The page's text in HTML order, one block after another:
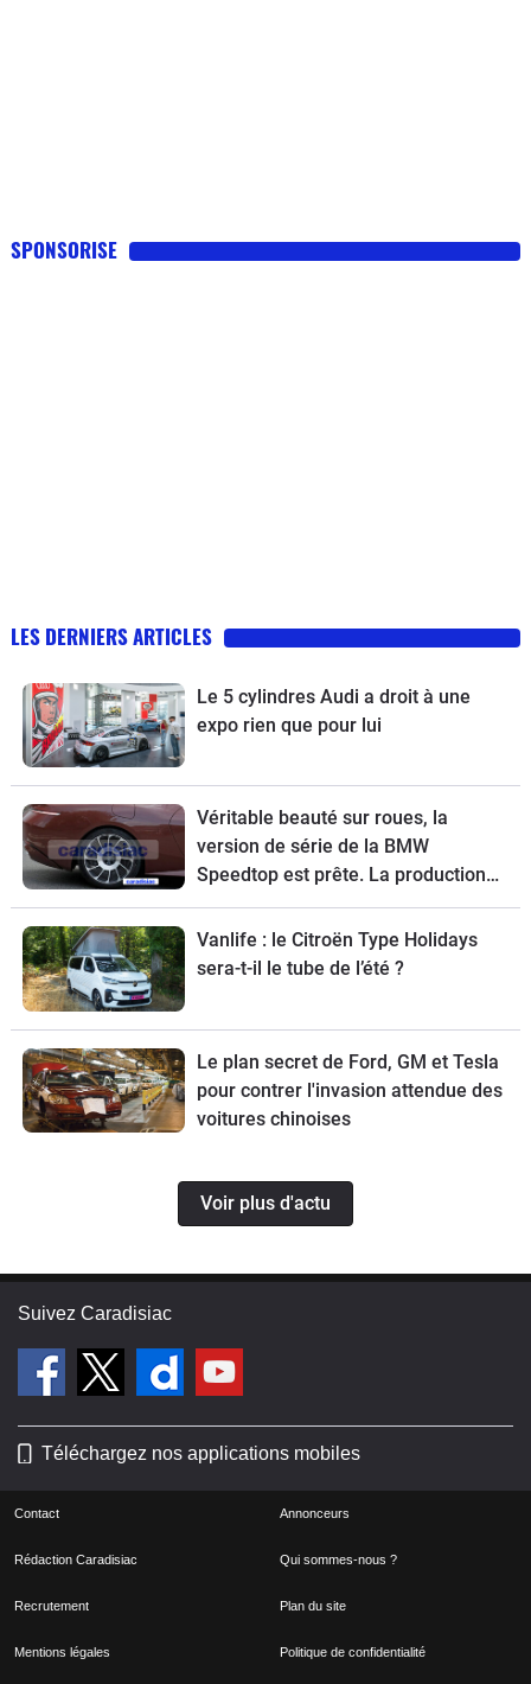
SPONSORISE
LES DERNIERS ARTICLES
Le 5 cylindres Audi a droit à une
expo rien que pour lui
Véritable beauté sur roues, la
version de série de la BMW
Speedtop est prête. La production
de ce break de chasse sera limitée à
70 exemplaires.
Vanlife : le Citroën Type Holidays
sera-t-il le tube de l’été ?
Le plan secret de Ford, GM et Tesla
pour contrer l'invasion attendue des
voitures chinoises
Voir plus d'actu
Suivez Caradisiac
Téléchargez nos applications mobiles
Contact Annonceurs
Rédaction Caradisiac Qui sommes-nous ?
Recrutement Plan du site
Mentions légales Politique de confidentialité